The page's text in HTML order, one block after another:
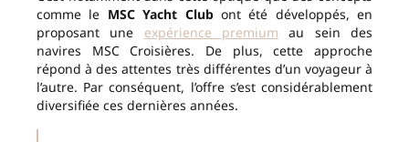
comme le MSC Yacht Clubont été développés, en
proposant une expérience premium au sein des
navires MSC Croisières. De plus, cette approche
répond à des attentes très différentes d’un voyageur à
l’autre. Par conséquent, l’offre s’est considérablement
diversifiée ces dernières années.